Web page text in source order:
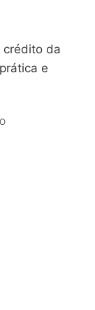
crédito da
e